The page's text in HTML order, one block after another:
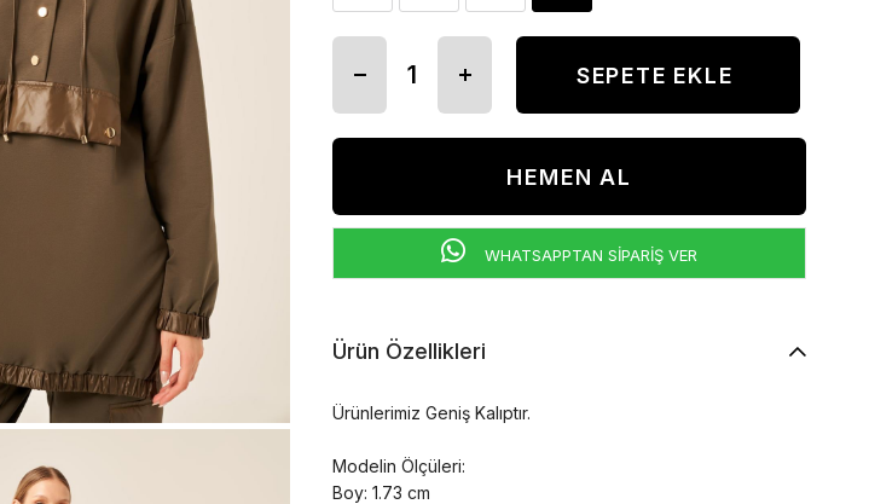
WHATSAPPTAN SİPARİŞ VER
Ürün Özellikleri
Ürünlerimiz Geniş Kalıptır.
Modelin Ölçüleri:
Boy: 1.73 cm